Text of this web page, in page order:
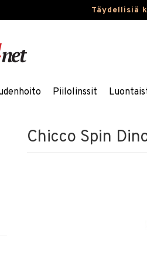
Täydellisiä
Piilolinssit
Chicco Spin